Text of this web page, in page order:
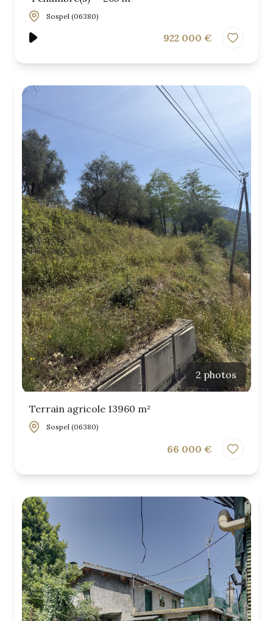
Sospel (06380)
922 000 €
2 photos
Terrain agricole 13960 m²
Sospel (06380)
66 000 €